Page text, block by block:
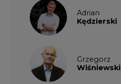
Adrian
Kędzierski
Grzegorz
Wiśniewski